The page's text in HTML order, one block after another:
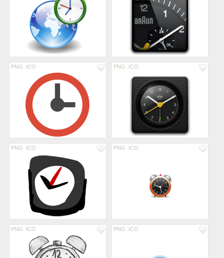
PNG ICO PNG ICO
PNG ICO PNG ICO
PNG ICO PNG ICO